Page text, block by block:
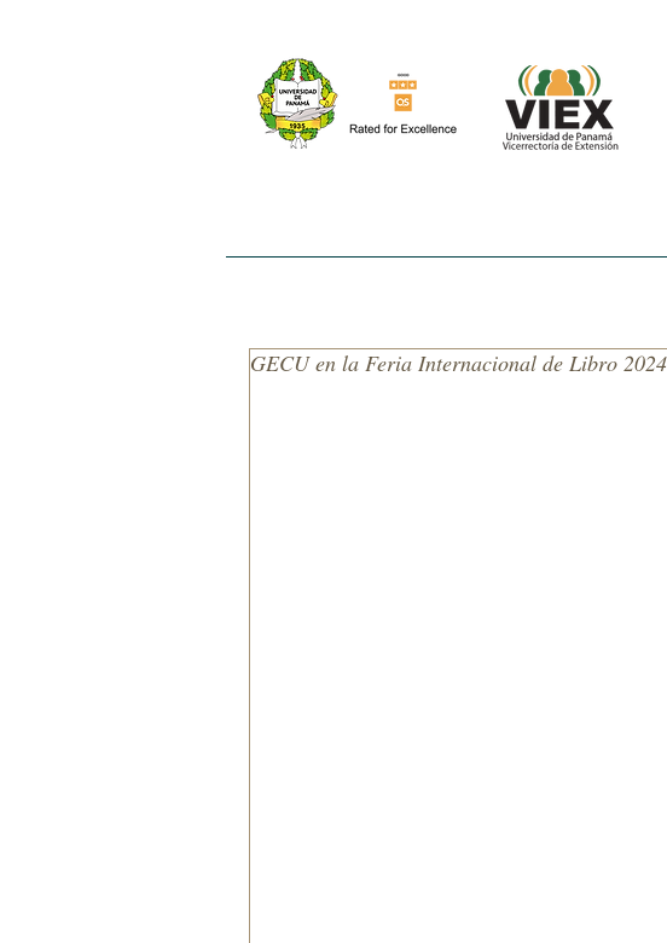
GECU en la Feria Internacional de Libro 2024